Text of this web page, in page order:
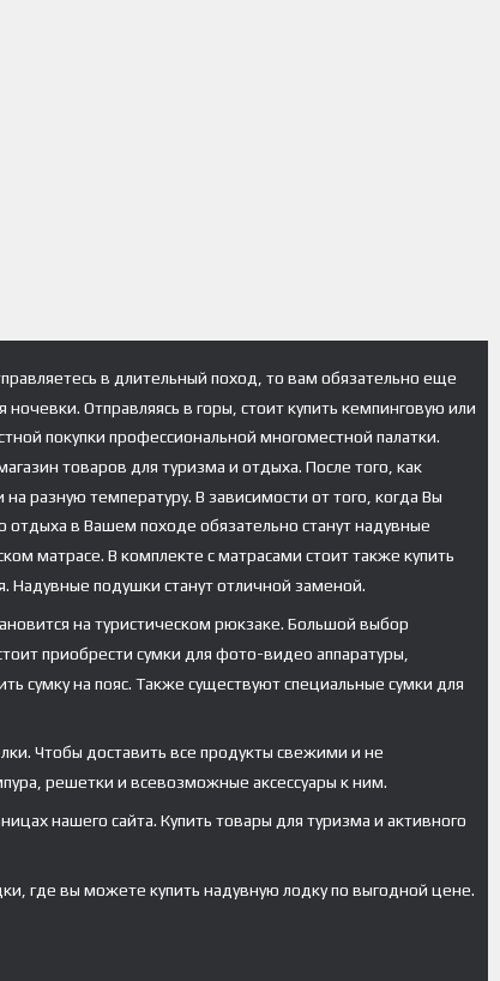
в длительный поход, то вам обязательно еще
Отправляясь в горы, стоит купить кемпинговую или
покупки профессиональной многоместной палатки.
товаров для туризма и отдыха. После того, как
разную температуру. В зависимости от того, когда Вы
в Вашем походе обязательно станут надувные
матрасе. В комплекте с матрасами стоит также купить
Надувные подушки станут отличной заменой.
на туристическом рюкзаке. Большой выбор
приобрести сумки для фото-видео аппаратуры,
сумку на пояс. Также существуют специальные сумки для
Чтобы доставить все продукты свежими и не
решетки и всевозможные аксессуары к ним.
нашего сайта. Купить товары для туризма и активного
где вы можете купить надувную лодку по выгодной цене.